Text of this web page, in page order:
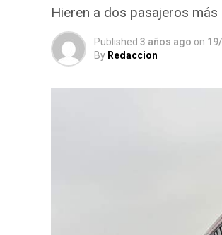
Hieren a dos pasajeros más
Published 3 años ago on
By Redaccion